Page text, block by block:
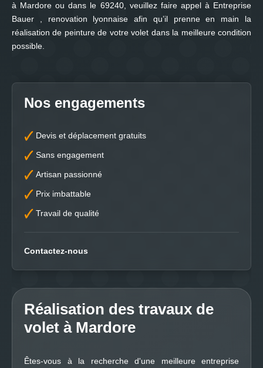
à Mardore ou dans le 69240, veuillez faire appel à Entreprise
Bauer , renovation lyonnaise afin qu’il prenne en main la
réalisation de peinture de votre volet dans la meilleure condition
possible.
Nos engagements
Devis et déplacement gratuits
Sans engagement
Artisan passionné
Prix imbattable
Travail de qualité
Contactez-nous
Réalisation des travaux de
volet à Mardore
Êtes-vous à la recherche d'une meilleure entreprise